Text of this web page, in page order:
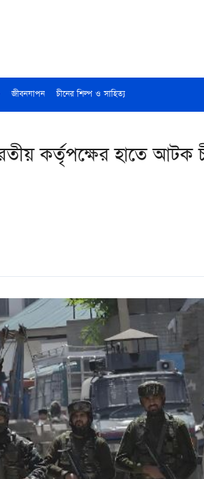
জীবনযাপন চীনের শিল্প ও সাহিত্য
কর্তৃপক্ষের হাতে আটক